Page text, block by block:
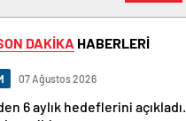
DAKİKA HABERLERİ
07 Ağustos 2026
6 aylık hedeflerini açıkladı.